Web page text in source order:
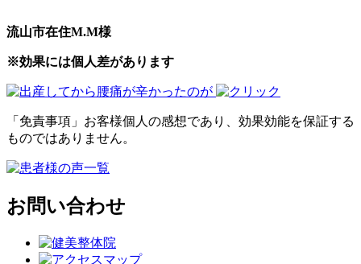
流山市在住M.M様
※効果には個人差があります
「免責事項」お客様個人の感想であり、効果効能を保証する
ものではありません。
お問い合わせ